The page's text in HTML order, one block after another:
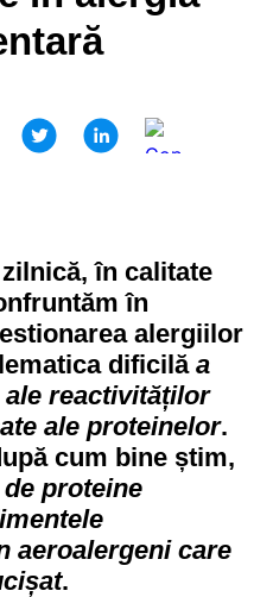
în calitate
în
alergiilor
dificilă a
reactivităților
ale proteinelor.
cum bine știm,
proteine
aeroalergeni care
.